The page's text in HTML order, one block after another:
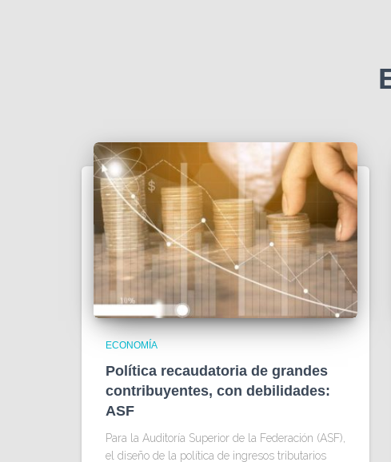
ECONOMÍA
Política recaudatoria de grandes
contribuyentes, con debilidades:
ASF
Para la Auditoría Superior de la Federación (ASF),
el diseño de la política de ingresos tributarios